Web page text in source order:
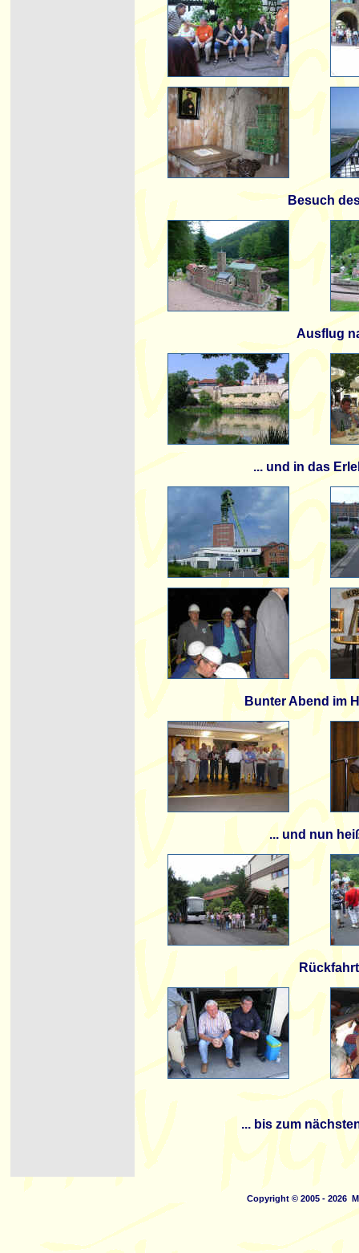
Besuch
Ausflug
... und in das
Bunter Abend im
... und nun
... bis zum
Copyright © 2005 - 2026